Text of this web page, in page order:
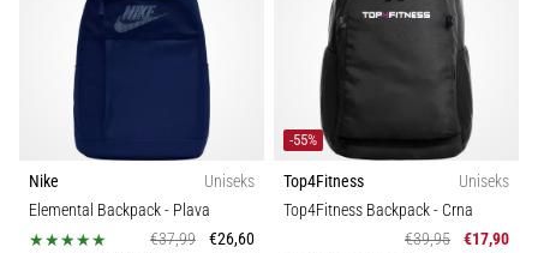
Nike
Uniseks
Elemental Backpack- Plava
€37,99
€26,60
-55%
Top4Fitness
Uniseks
Top4Fitness Backpack- Crna
€39,95
€17,90